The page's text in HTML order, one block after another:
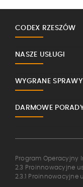
CODEX RZESZÓW
NASZE USŁUGI
WYGRANE SPRAWY
DARMOWE
Program Operacyjny
2.3 Proinnowacyjne
2.3.1 Proinnowacyjne